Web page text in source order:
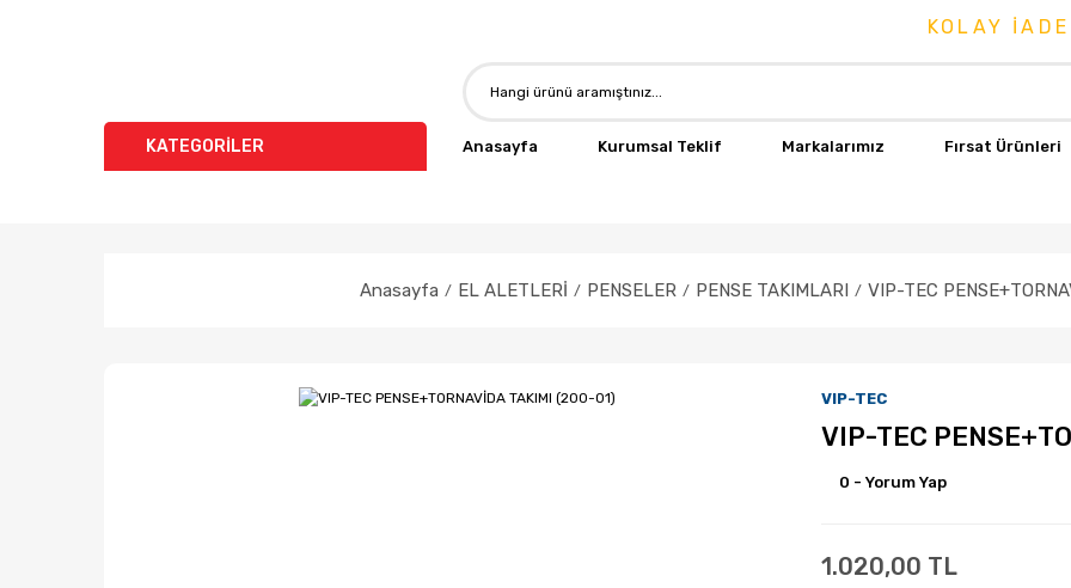
KOLAY İADE
KATEGORİLER Anasayfa Kurumsal Teklif Markalarımız Fırsat Ürünleri
Anasayfa EL ALETLERİ PENSELER PENSE TAKIMLARI VIP-TEC
VIP-TEC
VIP-TEC
0 - Yorum Yap
1.020,00 TL